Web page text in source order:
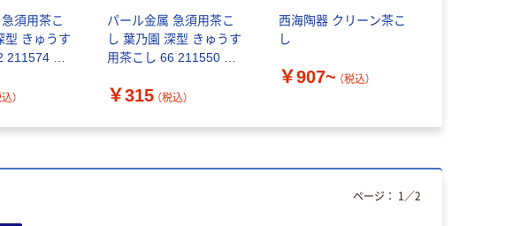
須用茶こ
型 きゅうす
211574 1
）
パール金属 急須用茶こ
し 葉乃園 深型 きゅうす
用茶こし 66 211550 1
￥315 （税込）
西海陶器 クリーン茶こ
し
￥907~ （税込）
ページ： 1 ／2